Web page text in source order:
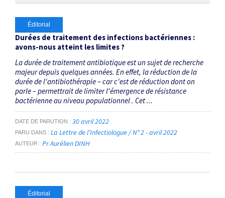
Éditorial
Durées de traitement des infections bactériennes :
avons-nous atteint les limites ?
La durée de traitement antibiotique est un sujet de recherche
majeur depuis quelques années. En effet, la réduction de la
durée de l'antibiothérapie – car c'est de réduction dont on
parle – permettrait de limiter l'émergence de résistance
bactérienne au niveau populationnel . Cet ...
DATE DE PARUTION 30 avril 2022
PARU DANS La Lettre de l’Infectiologue / N° 2 - avril 2022
AUTEUR Pr Aurélien DINH
Éditorial